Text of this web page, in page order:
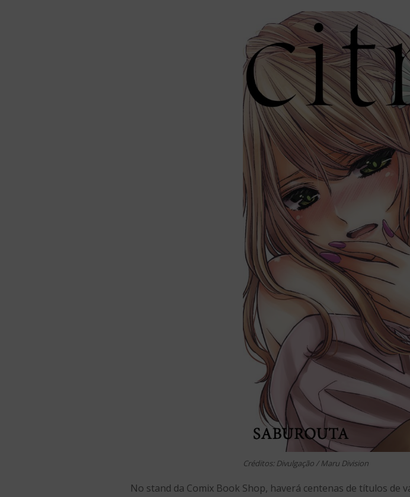
Créditos: Divulgação / Maru Division
No stand da Comix Book Shop, haverá centenas de títulos de